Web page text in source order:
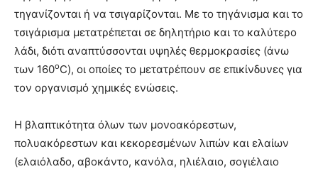
τηγανίζονται ή να τσιγαρίζονται. Με το τηγάνισμα και το
τσιγάρισμα μετατρέπεται σε δηλητήριο και το καλύτερο
λάδι, διότι αναπτύσσονται υψηλές θερμοκρασίες (άνω
των 160οC), οι οποίες το μετατρέπουν σε επικίνδυνες για
τον οργανισμό χημικές ενώσεις.
Η βλαπτικότητα όλων των μονοακόρεστων,
πολυακόρεστων και κεκορεσμένων λιπών και ελαίων
(ελαιόλαδο, αβοκάντο, κανόλα, ηλιέλαιο, σογιέλαιο